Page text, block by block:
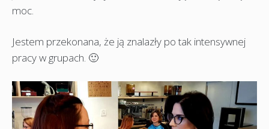
moc.
Jestem przekonana, że ją znalazły po tak intensywnej
pracy w grupach. 🙂